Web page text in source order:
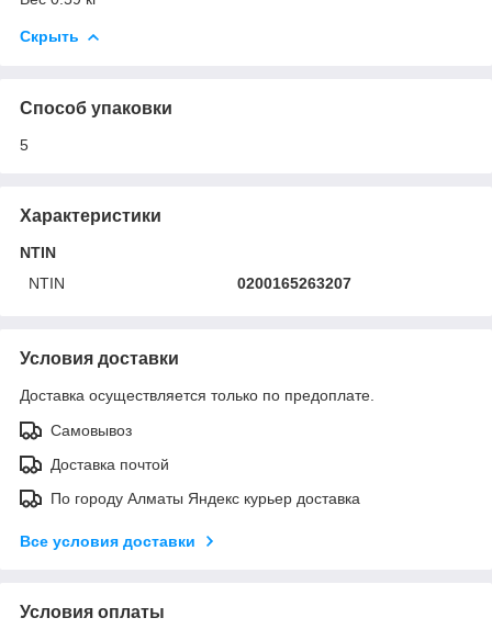
Скрыть
Способ упаковки
5
Характеристики
NTIN
NTIN
0200165263207
Условия доставки
Доставка осуществляется только по предоплате.
Самовывоз
Доставка почтой
По городу Алматы Яндекс курьер доставка
Все условия доставки
Условия оплаты